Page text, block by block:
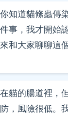
知道貓絛蟲傳
事，我才開始
和大家聊聊這
貓的腸道裡，
，風險很低。